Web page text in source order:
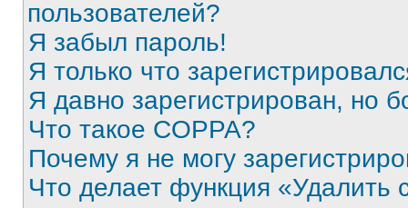
пользователей?
Я забыл пароль!
Я только что
Я давно зарегистрирован, но
Что такое COPPA?
Почему я не могу
Что делает функция «Удалить